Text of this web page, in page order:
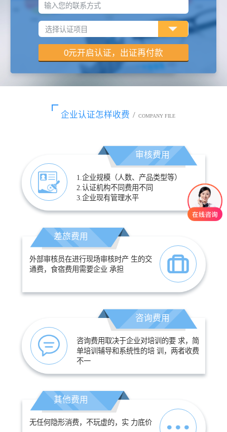
输入您的联系方式
企业认证怎样收费 / COMPANY FILE
审核费用
1.企业规模（人数、产品类型等）
2.认证机构不同费用不同
3.企业现有管理水平
差旅费用
外部审核员在进行现场审核时产 生的交
通费，食宿费用需要企业 承担
咨询费用
咨询费用取决于企业对培训的要 求，简
单培训辅导和系统性的培 训，两者收费
不一
其他费用
无任何隐形消费，不玩虚的，实 力底价